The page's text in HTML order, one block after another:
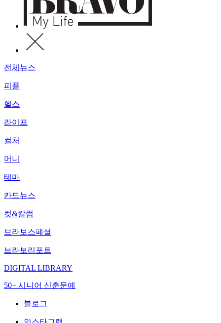
전체뉴스
피플
헬스
라이프
컬처
머니
테마
카드뉴스
컷&칼럼
브라보스페셜
브라보리포트
DIGITAL LIBRARY
50+ 시니어 신춘문예
블로그